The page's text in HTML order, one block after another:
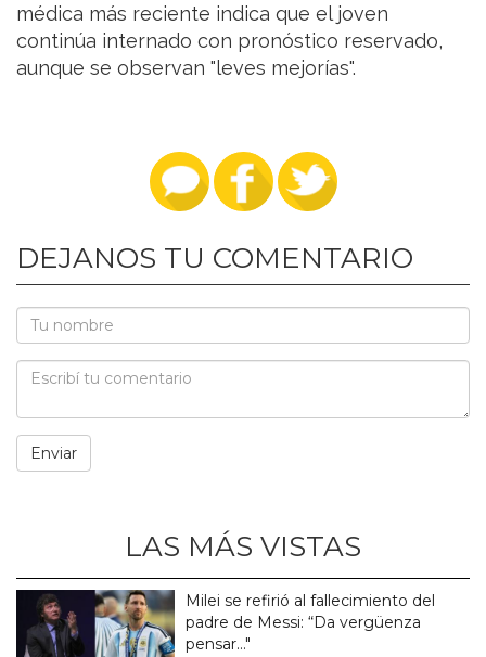
médica más reciente indica que el joven
continúa internado con pronóstico reservado,
aunque se observan "leves mejorías".
DEJANOS TU COMENTARIO
LAS MÁS VISTAS
Milei se refirió al fallecimiento del
padre de Messi: “Da vergüenza
pensar..."